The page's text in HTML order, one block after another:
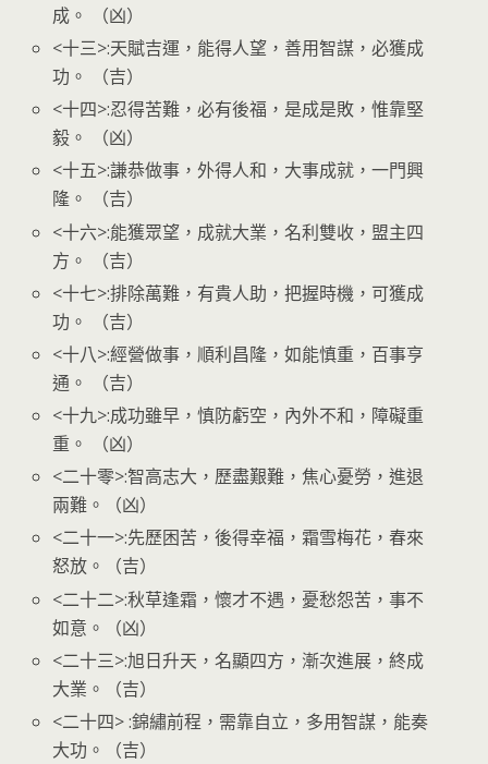
成。 （凶）
<十三>:天賦吉運，能得人望，善用智謀，必獲成
功。 （吉）
<十四>:忍得苦難，必有後福，是成是敗，惟靠堅
毅。 （凶）
<十五>:謙恭做事，外得人和，大事成就，一門興
隆。 （吉）
<十六>:能獲眾望，成就大業，名利雙收，盟主四
方。 （吉）
<十七>:排除萬難，有貴人助，把握時機，可獲成
功。 （吉）
<十八>:經營做事，順利昌隆，如能慎重，百事亨
通。 （吉）
<十九>:成功雖早，慎防虧空，內外不和，障礙重
重。 （凶）
<二十零>:智高志大，歷盡艱難，焦心憂勞，進退
兩難。（凶）
<二十一>:先歷困苦，後得幸福，霜雪梅花，春來
怒放。（吉）
<二十二>:秋草逢霜，懷才不遇，憂愁怨苦，事不
如意。（凶）
<二十三>:旭日升天，名顯四方，漸次進展，終成
大業。（吉）
<二十四> :錦繡前程，需靠自立，多用智謀，能奏
大功。（吉）